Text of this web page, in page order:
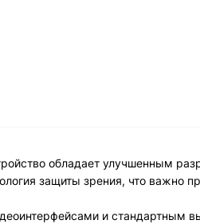
обладает улучшенным
защиты зрения, что важно
и стандартным